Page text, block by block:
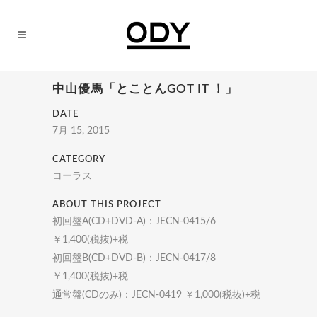
中山優馬「とことんGOT IT ！」
DATE
7月 15, 2015
CATEGORY
コーラス
ABOUT THIS PROJECT
初回盤A(CD+DVD-A)：JECN-0415/6
￥1,400(税抜)+税
初回盤B(CD+DVD-B)：JECN-0417/8
￥1,400(税抜)+税
通常盤(CDのみ)：JECN-0419 ￥1,000(税抜)+税